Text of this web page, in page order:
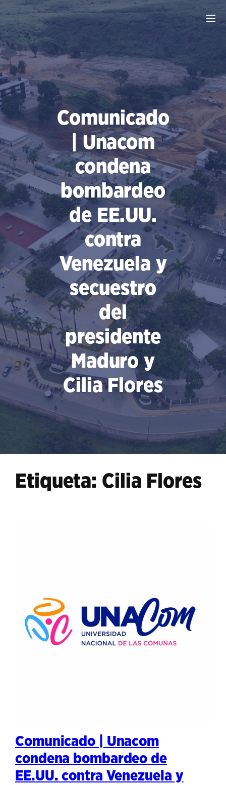
Saltar
al
contenido
Comunicado
| Unacom
condena
bombardeo
de EE.UU.
contra
Venezuela y
secuestro
del
presidente
Maduro y
Cilia Flores
Etiqueta: Cilia Flores
Comunicado | Unacom
condena bombardeo de
EE.UU. contra Venezuela y